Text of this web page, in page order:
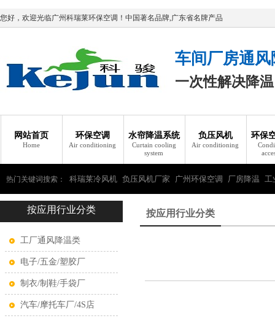
您好，欢迎光临广州科瑞莱环保空调！中国著名品牌,广东省名牌产品
车间厂房通
一次性解决降
网站首页
Home
环保空调
Air conditioning
水帘降温系统
Curtain cooling
system
负压风机
Air conditioning
环保
热门关键词搜索： 科瑞莱冷风机 负压风机厂家 广州环保空调 厂房降温 工
瑞莱环保空调
按应用行业分类
工厂通风降温类
电子/五金/塑胶厂
制衣/制鞋/手袋厂
汽车/摩托车厂/4S店
按应用行业分类